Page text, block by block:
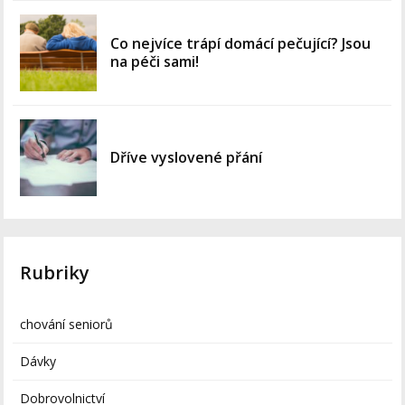
Co nejvíce trápí domácí pečující? Jsou
na péči sami!
Dříve vyslovené přání
Rubriky
chování seniorů
Dávky
Dobrovolnictví